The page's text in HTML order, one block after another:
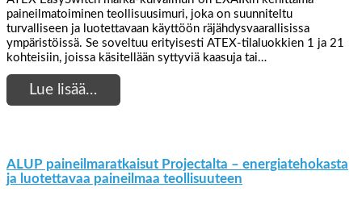
paineilmatoiminen teollisuusimuri, joka on suunniteltu
turvalliseen ja luotettavaan käyttöön räjähdysvaarallisissa
ympäristöissä. Se soveltuu erityisesti ATEX-tilaluokkien 1 ja 21
kohteisiin, joissa käsitellään syttyviä kaasuja tai…
Lue lisää…
ALUP paineilmaratkaisut Projectalta – energiatehokasta
ja luotettavaa paineilmaa teollisuuteen